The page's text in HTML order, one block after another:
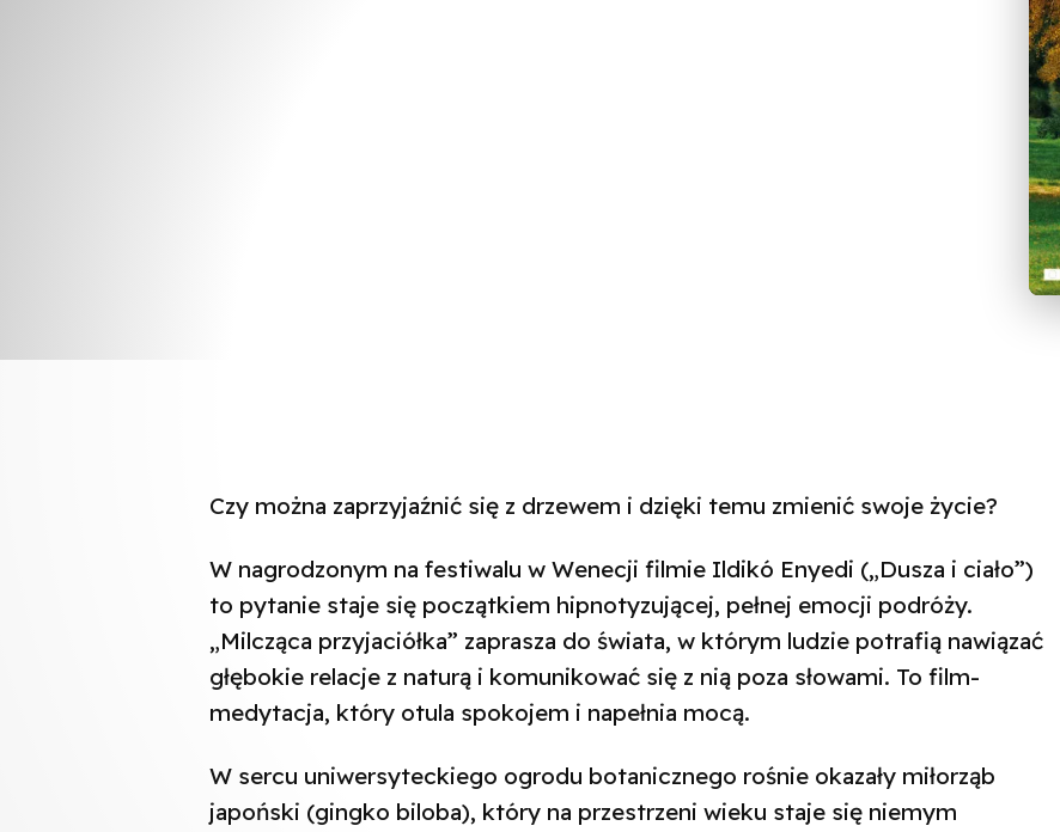
Czy można zaprzyjaźnić się z drzewem i dzięki temu zmienić swoje życie?
W nagrodzonym na festiwalu w Wenecji filmie Ildikó Enyedi („Dusza i ciało”)
to pytanie staje się początkiem hipnotyzującej, pełnej emocji podróży.
„Milcząca przyjaciółka” zaprasza do świata, w którym ludzie potrafią nawiązać
głębokie relacje z naturą i komunikować się z nią poza słowami. To film-
medytacja, który otula spokojem i napełnia mocą.
W sercu uniwersyteckiego ogrodu botanicznego rośnie okazały miłorząb
japoński (gingko biloba), który na przestrzeni wieku staje się niemym